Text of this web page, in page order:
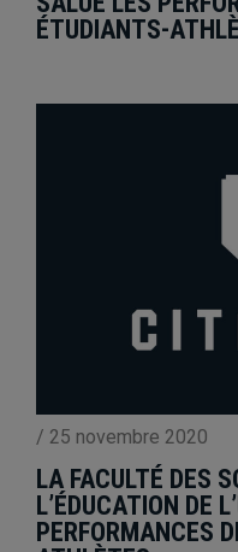
ÉTUDIANTS-
/ 25 novembre 2020
LA FACULTÉ DES
L’ÉDUCATION DE
PERFORMANCES